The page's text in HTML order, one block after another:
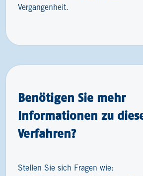
Vergangenheit.
Benötigen Sie mehr
Informationen zu
Verfahren?
Stellen Sie sich Fragen wie: